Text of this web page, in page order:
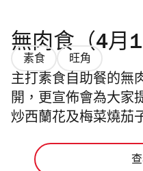
無肉食（4月1
素食 旺角
主打素食自助餐的無
開，更宣佈會為大家
炒西蘭花及梅菜燒茄